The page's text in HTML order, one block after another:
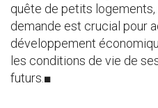
quête de petits
demande est crucial pour
développement
les conditions de vie de
futurs.■